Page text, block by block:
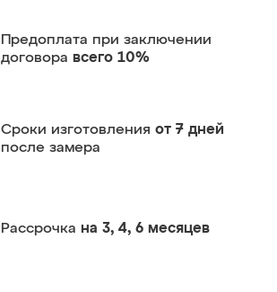
Предоплата при заключении
договора всего 10%
Сроки изготовления от 7 дней
после замера
Рассрочка на 3, 4, 6 месяцев